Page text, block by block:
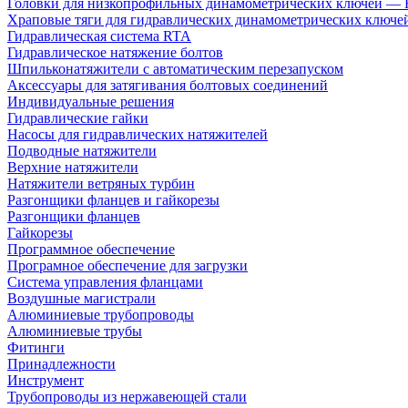
Головки для низкопрофильных динамометрических ключей —
Храповые тяги для гидравлических динамометрических
Гидравлическая система RTA
Гидравлическое натяжение болтов
Шпильконатяжители с автоматическим перезапуском
Аксессуары для затягивания болтовых соединений
Индивидуальные решения
Гидравлические гайки
Насосы для гидравлических натяжителей
Подводные натяжители
Верхние натяжители
Натяжители ветряных турбин
Разгонщики фланцев и гайкорезы
Разгонщики фланцев
Гайкорезы
Программное обеспечение
Програмное обеспечение для загрузки
Система управления фланцами
Воздушные магистрали
Алюминиевые трубопроводы
Алюминиевые трубы
Фитинги
Принадлежности
Инструмент
Трубопроводы из нержавеющей стали